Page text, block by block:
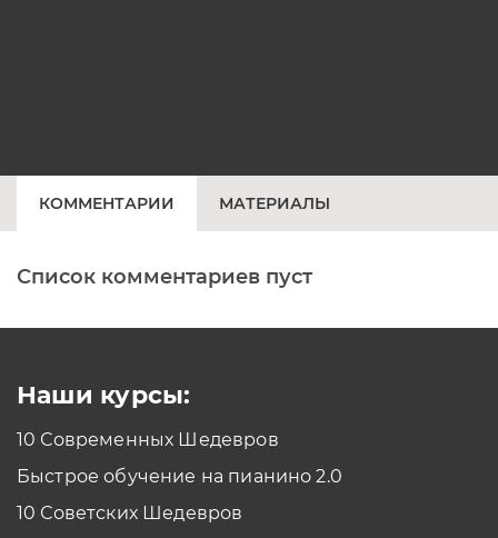
КОММЕНТАРИИ МАТЕРИАЛЫ
Список комментариев пуст
Наши курсы:
10 Современных Шедевров
Быстрое обучение на пианино 2.0
10 Советских Шедевров